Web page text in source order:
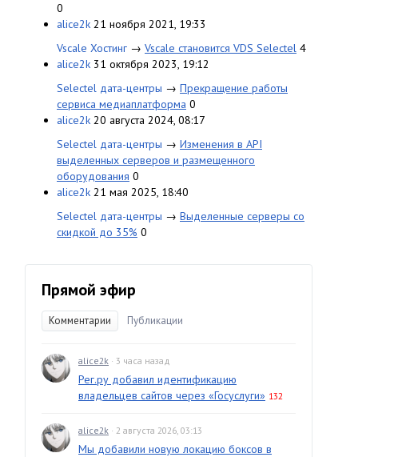
0
alice2k 21 ноября 2021, 19:33
Vscale Хостинг → Vscale становится VDS Selectel 4
alice2k 31 октября 2023, 19:12
Selectel дата-центры → Прекращение работы
сервиса медиаплатформа 0
alice2k 20 августа 2024, 08:17
Selectel дата-центры → Изменения в API
выделенных серверов и размещенного
оборудования 0
alice2k 21 мая 2025, 18:40
Selectel дата-центры → Выделенные серверы со
скидкой до 35% 0
Прямой эфир
Комментарии Публикации
alice2k · 3 часа назад
Рег.ру добавил идентификацию
владельцев сайтов через «Госуслуги» 132
alice2k · 2 августа 2026, 03:13
Мы добавили новую локацию боксов в